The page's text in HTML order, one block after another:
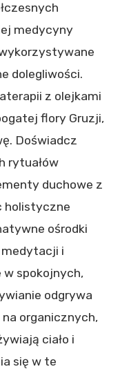
medycyny
wykorzystywane
dolegliwości.
z olejkami
flory Gruzji,
Doświadcz
rytuałów
duchowe z
holistyczne
ośrodki
i
spokojnych,
odgrywa
organicznych,
ciało i
się w te